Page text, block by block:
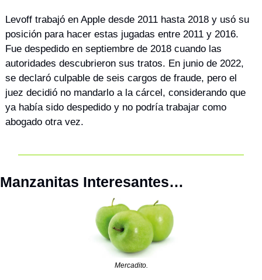
Levoff trabajó en Apple desde 2011 hasta 2018 y usó su
posición para hacer estas jugadas entre 2011 y 2016.
Fue despedido en septiembre de 2018 cuando las
autoridades descubrieron sus tratos. En junio de 2022,
se declaró culpable de seis cargos de fraude, pero el
juez decidió no mandarlo a la cárcel, considerando que
ya había sido despedido y no podría trabajar como
abogado otra vez.
Manzanitas Interesantes…
Mercadito.